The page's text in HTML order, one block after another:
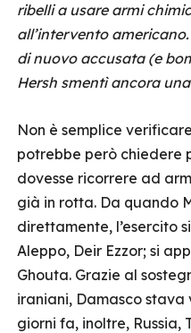
ribelli a usare armi
all’intervento
di nuovo accusata (e
Hersh smentì ancora
Non è semplice
potrebbe però chiedere
dovesse ricorrere ad
già in rotta. Da quando
direttamente, l’esercito
Aleppo, Deir Ezzor; si
Ghouta. Grazie al
iraniani, Damasco stava
giorni fa, inoltre, Russia,